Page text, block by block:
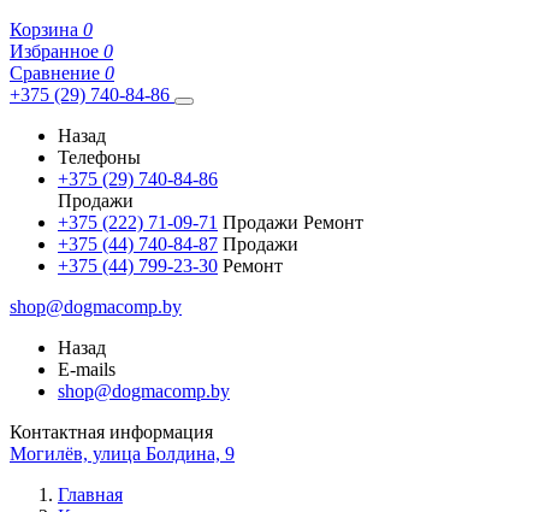
Корзина 0
Избранное 0
Сравнение 0
+375 (29) 740-84-86
Назад
Телефоны
+375 (29) 740-84-86
Продажи
+375 (222) 71-09-71 Продажи Ремонт
+375 (44) 740-84-87 Продажи
+375 (44) 799-23-30 Ремонт
shop@dogmacomp.by
Назад
E-mails
shop@dogmacomp.by
Контактная информация
Могилёв, улица Болдина, 9
Главная